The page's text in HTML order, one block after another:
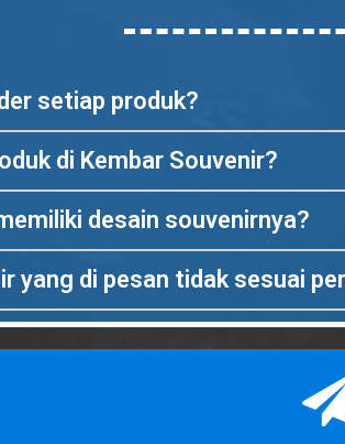
setiap produk?
di Kembar Souvenir?
desain souvenirnya?
yang di pesan tidak sesuai